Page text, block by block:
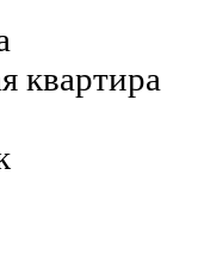
квартира